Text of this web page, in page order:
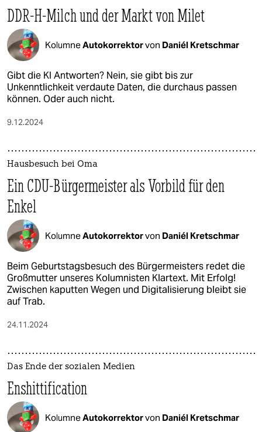
DDR-H-Milch und der Markt von Milet
KolumneAutokorrektorvon Daniél Kretschmar
Gibt die KI Antworten? Nein, sie gibt bis zur
Unkenntlichkeit verdaute Daten, die durchaus passen
können. Oder auch nicht.
9.12.2024
Hausbesuch bei Oma
Ein CDU-Bürgermeister als Vorbild für den
Enkel
KolumneAutokorrektorvon Daniél Kretschmar
Beim Geburtstagsbesuch des Bürgermeisters redet die
Großmutter unseres Kolumnisten Klartext. Mit Erfolg!
Zwischen kaputten Wegen und Digitalisierung bleibt sie
auf Trab.
24.11.2024
Das Ende der sozialen Medien
Enshittification
KolumneAutokorrektorvon Daniél Kretschmar